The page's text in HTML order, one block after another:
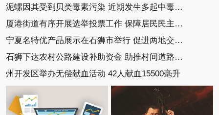
泥螺因其受到贝类毒素污染 近期发生多起中毒事件
厦港街道有序开展选举投票工作 保障居民民主选举权
宁夏名特优产品展示在石狮市举行 促进两地交流协作
石狮下达农村公路建设补助资金 助推村间道路建设
州开发区举办无偿献血活动 42人献血15500毫升